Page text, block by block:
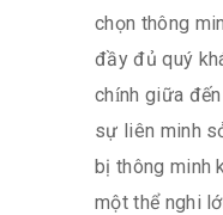
chọn thông
đầy đủ quý
chính giữa
sự liên minh
bị thông minh
một thể nghi